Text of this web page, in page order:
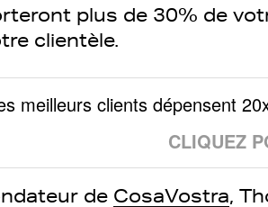
plus de 30% de
clientèle.
meilleurs clients dépensent
CLIQUEZ
de CosaVostra,